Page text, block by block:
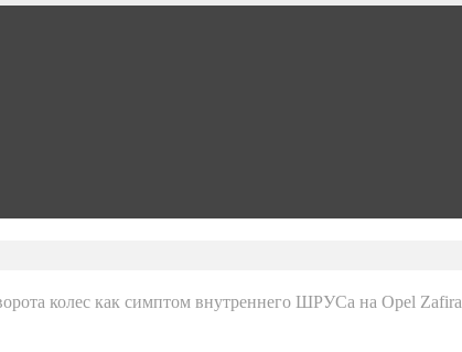
колес как симптом внутреннего ШРУСа на Opel Zafira